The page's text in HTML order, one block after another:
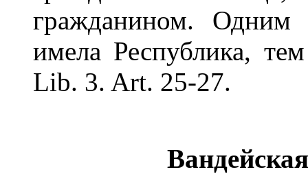
гражданином. Одним
имела Республика,
Lib. 3. Art. 25-27.